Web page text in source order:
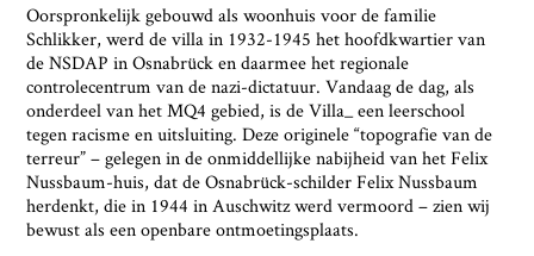
Oorspronkelijk gebouwd als woonhuis voor de familie
Schlikker, werd de villa in 1932-1945 het hoofdkwartier van
de NSDAP in Osnabrück en daarmee het regionale
controlecentrum van de nazi-dictatuur. Vandaag de dag, als
onderdeel van het MQ4 gebied, is de Villa_ een leerschool
tegen racisme en uitsluiting. Deze originele “topografie van de
terreur” – gelegen in de onmiddellijke nabijheid van het Felix
Nussbaum-huis, dat de Osnabrück-schilder Felix Nussbaum
herdenkt, die in 1944 in Auschwitz werd vermoord – zien wij
bewust als een openbare ontmoetingsplaats.